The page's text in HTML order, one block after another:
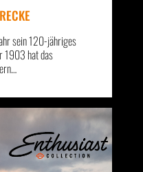
sein 120-jähriges
1903 hat das